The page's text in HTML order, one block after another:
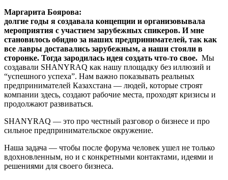
Маргарита Боярова:
долгие годы я создавала концепции и организовывала
мероприятия с участием зарубежных спикеров. И мне
становилось обидно за наших предпринимателей, так как
все лавры доставались зарубежным, а наши стояли в
сторонке. Тогда зародилась идея создать что-то свое. Мы
создавали SHANYRAQ как нашу площадку без иллюзий и
“успешного успеха”. Нам важно показывать реальных
предпринимателей Казахстана — людей, которые строят
компании здесь, создают рабочие места, проходят кризисы и
продолжают развиваться.
SHANYRAQ — это про честный разговор о бизнесе и про
сильное предпринимательское окружение.
Наша задача — чтобы после форума человек ушел не только
вдохновленным, но и с конкретными контактами, идеями и
решениями для своего бизнеса.